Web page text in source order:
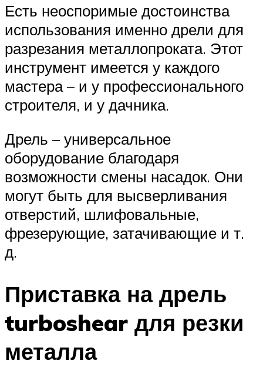
Есть неоспоримые достоинства
использования именно дрели для
разрезания металлопроката. Этот
инструмент имеется у каждого
мастера – и у профессионального
строителя, и у дачника.
Дрель – универсальное
оборудование благодаря
возможности смены насадок. Они
могут быть для высверливания
отверстий, шлифовальные,
фрезерующие, затачивающие и т.
д.
Приставка на дрель
turboshear для резки
металла